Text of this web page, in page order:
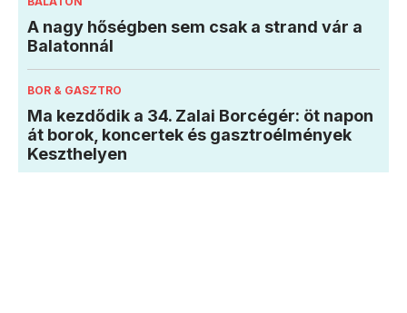
A nagy hőségben sem csak a strand vár a
Balatonnál
BOR & GASZTRO
Ma kezdődik a 34. Zalai Borcégér: öt napon
át borok, koncertek és gasztroélmények
Keszthelyen